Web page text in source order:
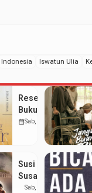
Indonesia Iswatun Ulia
Resensi
Buku:
Menenun
Kemanusiaan
di Antara
Sejarah
calendar_monthSab, 18 Jul 2026
Susi
Susanti
– Love
Sab, 18